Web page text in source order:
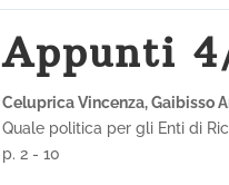
Appunti
Celuprica Vincenza, Gaibisso
Quale politica per gli Enti di
p. 2 - 10